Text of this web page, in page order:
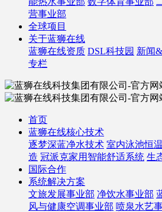
营事业部
全球项目
关于蓝狮在线
蓝狮在线资质 DSL科技园 新闻
专栏
首页
蓝狮在线核心技术
逐梦深蓝净水技术 室内泳池恒
造 冠派克家用智能舒适系统 生
国际合作
系统解决方案
文旅发展事业部 净饮水事业部
风与健康空调事业部 喷泉水艺